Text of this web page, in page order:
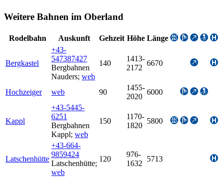
Weitere Bahnen im Oberland
Rodelbahn Auskunft Gehzeit Höhe Länge
Bergkastel
+43-
547387427
Bergbahnen
Nauders; web
140
1413-
2172
6670
Hochzeiger web 90
1455-
2020
6000
Kappl
+43-5445-
6251
Bergbahnen
Kappl; web
150
1170-
1820
5800
Latschenhütte
+43-664-
9859424
Latschenhütte;
web
120
976-
1632
5713